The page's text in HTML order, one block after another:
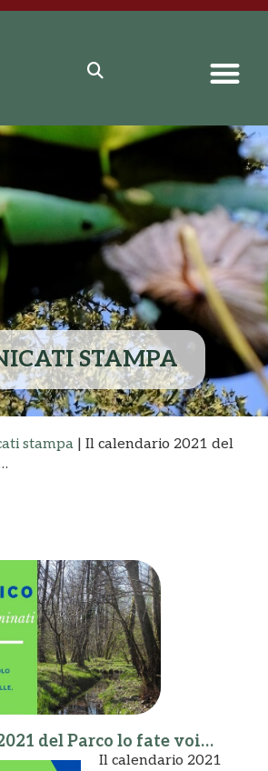
STAMPA
stampa | Il calendario 2021 del
del Parco lo fate voi…
Il calendario 2021